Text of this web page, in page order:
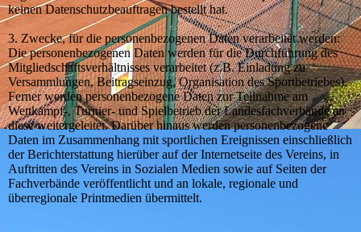
keinen Datenschutzbeauftragen bestellt hat.
3. Zwecke, für die personenbezogenen Daten verarbeitet werden:
Die personenbezogenen Daten werden für die Durchführung des
Mitgliedschaftsverhältnisses verarbeitet (z.B. Einladung zu
Versammlungen, Beitragseinzug, Organisation des Sportbetriebes).
Ferner werden personenbezogene Daten zur Teilnahme am
Wettkampf-, Turnier- und Spielbetrieb der Landesfachverbände an
diese weitergeleitet. Darüber hinaus werden personenbezogene
Daten im Zusammenhang mit sportlichen Ereignissen einschließlich
der Berichterstattung hierüber auf der Internetseite des Vereins, in
Auftritten des Vereins in Sozialen Medien sowie auf Seiten der
Fachverbände veröffentlicht und an lokale, regionale und
überregionale Printmedien übermittelt.